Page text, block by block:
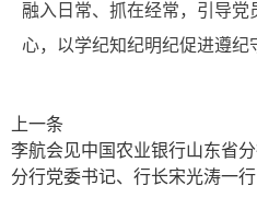
融入日常、抓在经常，引导党
心，以学纪知纪明纪促进遵纪
上一条
李航会见中国农业银行山东省
分行党委书记、行长宋光涛一行